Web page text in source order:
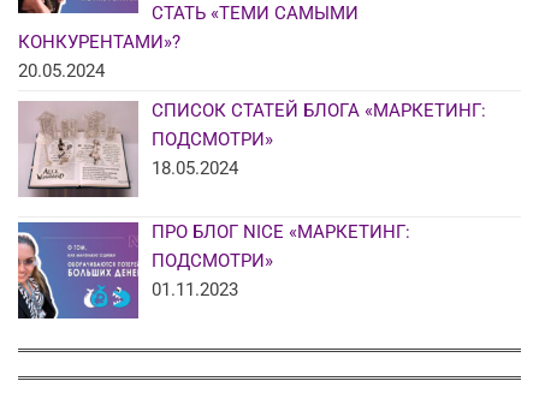
СТАТЬ «ТЕМИ САМЫМИ
КОНКУРЕНТАМИ»?
20.05.2024
СПИСОК СТАТЕЙ БЛОГА «МАРКЕТИНГ:
ПОДСМОТРИ»
18.05.2024
ПРО БЛОГ NICE «МАРКЕТИНГ:
ПОДСМОТРИ»
01.11.2023